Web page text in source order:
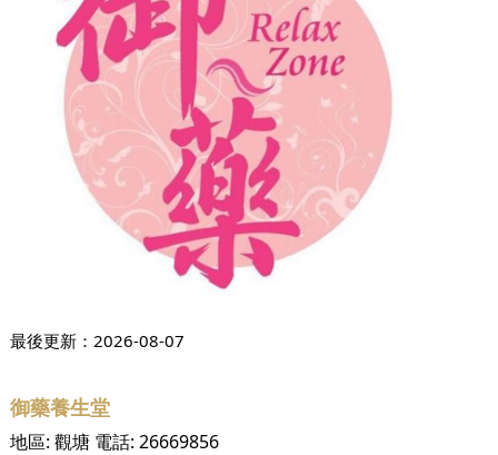
最後更新： 2026-08-07
御藥養生堂
地區: 觀塘電話: 26669856